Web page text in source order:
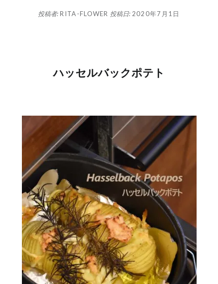
投稿者:RITA-FLOWER 投稿日: 2020年7月1日
ハッセルバックポテト